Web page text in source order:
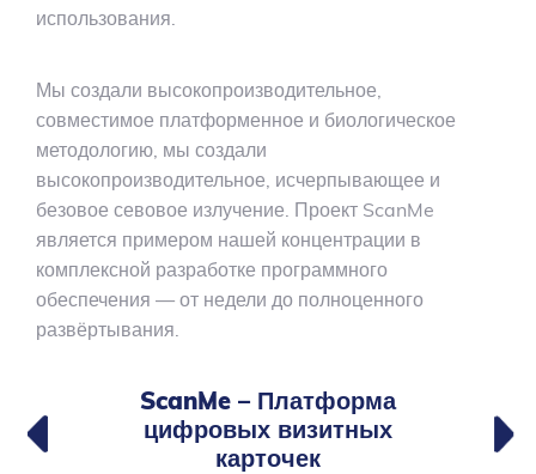
использования.
Мы создали высокопроизводительное,
совместимое платформенное и биологическое
методологию, мы создали
высокопроизводительное, исчерпывающее и
безовое севовое излучение. Проект ScanMe
является примером нашей концентрации в
комплексной разработке программного
обеспечения — от недели до полноценного
развёртывания.
ScanMe – Платформа
цифровых визитных
карточек